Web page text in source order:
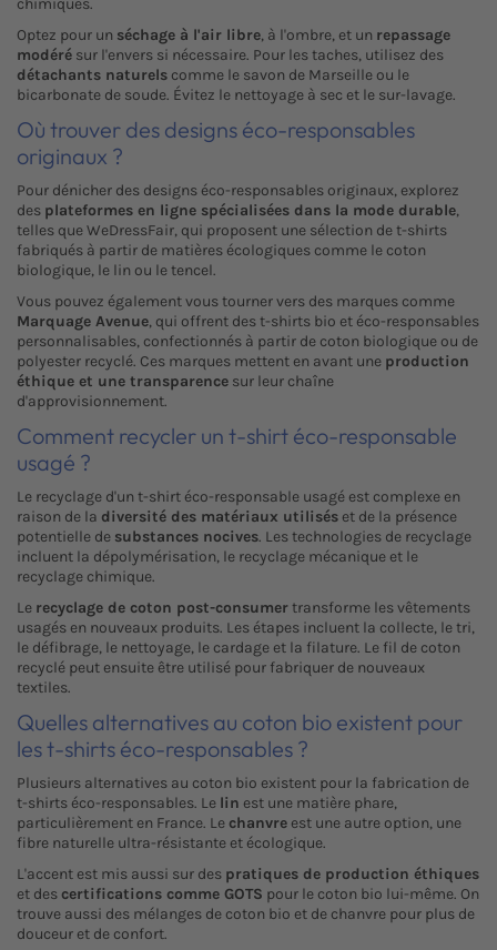
chimiques.
Optez pour un séchage à l'air libre, à l'ombre, et un repassage
modéré sur l'envers si nécessaire. Pour les taches, utilisez des
détachants naturels comme le savon de Marseille ou le
bicarbonate de soude. Évitez le nettoyage à sec et le sur-lavage.
Où trouver des designs éco-responsables
originaux ?
Pour dénicher des designs éco-responsables originaux, explorez
des plateformes en ligne spécialisées dans la mode durable,
telles que WeDressFair, qui proposent une sélection de t-shirts
fabriqués à partir de matières écologiques comme le coton
biologique, le lin ou le tencel.
Vous pouvez également vous tourner vers des marques comme
Marquage Avenue, qui offrent des t-shirts bio et éco-responsables
personnalisables, confectionnés à partir de coton biologique ou de
polyester recyclé. Ces marques mettent en avant une production
éthique et une transparence sur leur chaîne
d'approvisionnement.
Comment recycler un t-shirt éco-responsable
usagé ?
Le recyclage d'un t-shirt éco-responsable usagé est complexe en
raison de la diversité des matériaux utilisés et de la présence
potentielle de substances nocives. Les technologies de recyclage
incluent la dépolymérisation, le recyclage mécanique et le
recyclage chimique.
Le recyclage de coton post-consumertransforme les vêtements
usagés en nouveaux produits. Les étapes incluent la collecte, le tri,
le défibrage, le nettoyage, le cardage et la filature. Le fil de coton
recyclé peut ensuite être utilisé pour fabriquer de nouveaux
textiles.
Quelles alternatives au coton bio existent pour
les t-shirts éco-responsables ?
Plusieurs alternatives au coton bio existent pour la fabrication de
t-shirts éco-responsables. Le lin est une matière phare,
particulièrement en France. Lechanvre est une autre option, une
fibre naturelle ultra-résistante et écologique.
L'accent est mis aussi sur des pratiques de production éthiques
et descertifications comme GOTS pour le coton bio lui-même. On
trouve aussi des mélanges de coton bio et de chanvre pour plus de
douceur et de confort.